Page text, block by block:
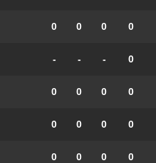
0 0 0 0
- - - 0
0 0 0 0
0 0 0 0
0 0 0 0